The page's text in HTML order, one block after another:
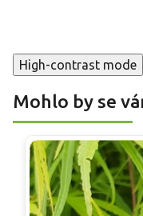
High-contrast mode
Mohlo by se